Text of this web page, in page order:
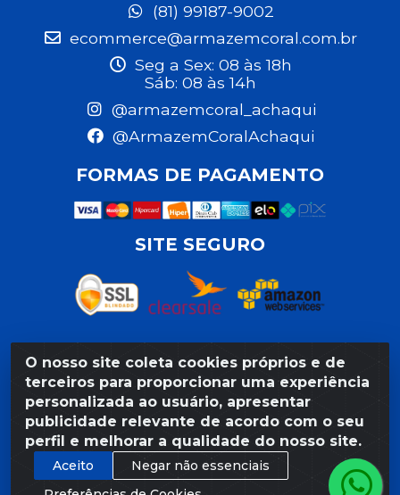
O nosso site coleta cookies próprios e de
terceiros para proporcionar uma experiência
personalizada ao usuário, apresentar
publicidade relevante de acordo com o seu
perfil e melhorar a qualidade do nosso site.
Aceito
Negar não essenciais
(81) 99187-9002
ecommerce@armazemcoral.com.br
Seg a Sex: 08 às 18h
Sáb: 08 às 14h
@armazemcoral_achaqui
@ArmazemCoralAchaqui
FORMAS DE PAGAMENTO
SITE SEGURO
Razão Social: Armazém Coral LTDA - Rua da Praia,
103 - São José - Recife/PE - CEP 50020-550 -
CNPJ 11.623.188/0027-80